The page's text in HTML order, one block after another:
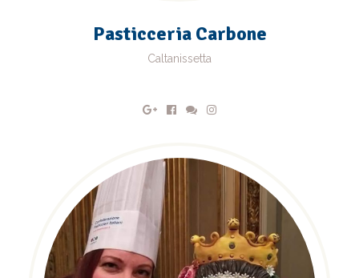
Pasticceria Carbone
Caltanissetta